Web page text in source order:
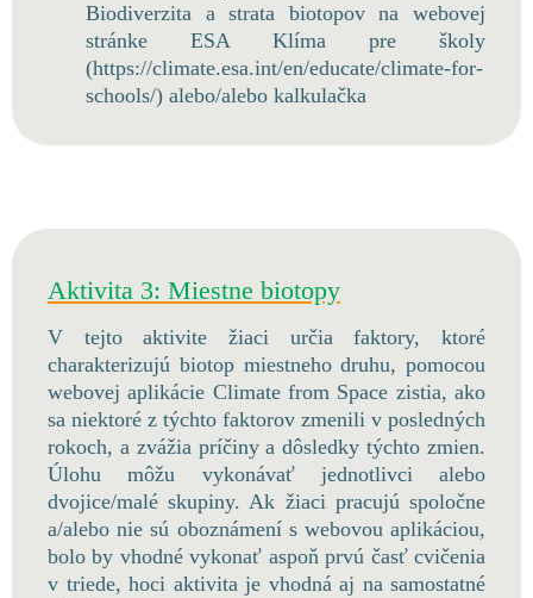
Biodiverzita a strata biotopov na webovej
stránke ESA Klíma pre školy
(https://climate.esa.int/en/educate/climate-for-
schools/) alebo/alebo kalkulačka
Aktivita 3: Miestne biotopy
V tejto aktivite žiaci určia faktory, ktoré
charakterizujú biotop miestneho druhu, pomocou
webovej aplikácie Climate from Space zistia, ako
sa niektoré z týchto faktorov zmenili v posledných
rokoch, a zvážia príčiny a dôsledky týchto zmien.
Úlohu môžu vykonávať jednotlivci alebo
dvojice/malé skupiny. Ak žiaci pracujú spoločne
a/alebo nie sú oboznámení s webovou aplikáciou,
bolo by vhodné vykonať aspoň prvú časť cvičenia
v triede, hoci aktivita je vhodná aj na samostatné